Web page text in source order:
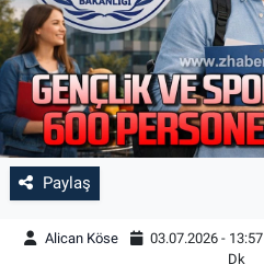
Paylaş
Alican Köse 03.07.2026 - 13:57
Dk